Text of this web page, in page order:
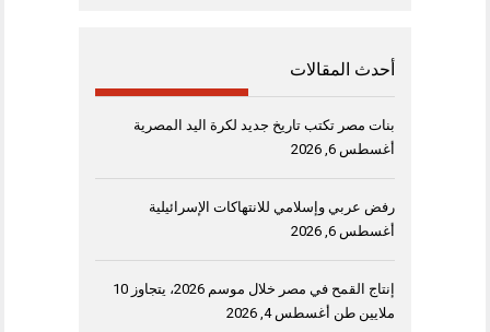
أحدث المقالات
بنات مصر تكتب تاريخ جديد لكرة اليد المصرية
أغسطس 6, 2026
رفض عربي وإسلامي للانتهاكات الإسرائيلية
أغسطس 6, 2026
إنتاج القمح في مصر خلال موسم 2026، يتجاوز 10
ملايين طن أغسطس 4, 2026